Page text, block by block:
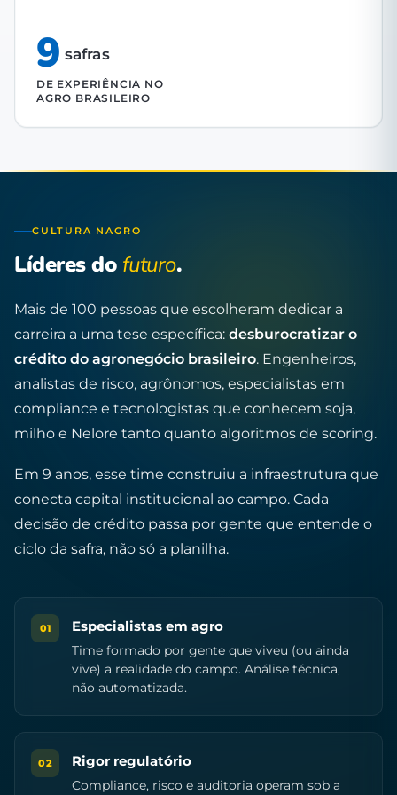
9 safras
DE EXPERIÊNCIA NO
AGRO BRASILEIRO
CULTURA NAGRO
Líderes do futuro.
Mais de 100 pessoas que escolheram dedicar a
carreira a uma tese específica: desburocratizar o
crédito do agronegócio brasileiro. Engenheiros,
analistas de risco, agrônomos, especialistas em
compliance e tecnologistas que conhecem soja,
milho e Nelore tanto quanto algoritmos de scoring.
Em 9 anos, esse time construiu a infraestrutura que
conecta capital institucional ao campo. Cada
decisão de crédito passa por gente que entende o
ciclo da safra, não só a planilha.
01 Especialistas em agro
Time formado por gente que viveu (ou ainda
vive) a realidade do campo. Análise técnica,
não automatizada.
02 Rigor regulatório
Compliance, risco e auditoria operam sob a